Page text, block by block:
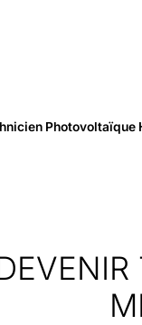
Photovoltaïque